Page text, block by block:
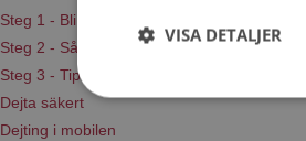
Steg 1 - Bli medlem & skapa en presentation
Steg 2 - Så här fungerar våra sökfunktioner
Steg 3 - Tips på hur du tar kontakt
Dejta säkert
Dejting i mobilen
VISA DETALJER